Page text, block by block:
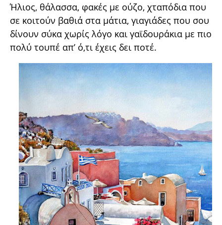
Ήλιος, θάλασσα, φακές με ούζο, χταπόδια που
σε κοιτούν βαθιά στα μάτια, γιαγιάδες που σου
δίνουν σύκα χωρίς λόγο και γαϊδουράκια με πιο
πολύ τουπέ απ’ ό,τι έχεις δει ποτέ.